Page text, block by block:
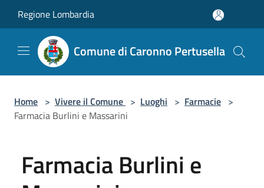
Regione Lombardia
Comune di Caronno Pertusella
Home > Vivere il Comune > Luoghi > Farmacie >
Farmacia Burlini e Massarini
Farmacia Burlini e